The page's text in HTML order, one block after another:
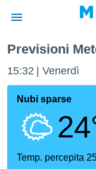
di
per
le
Previsioni
15:32 Venerdì
Nubi sparse
Temp. percepita